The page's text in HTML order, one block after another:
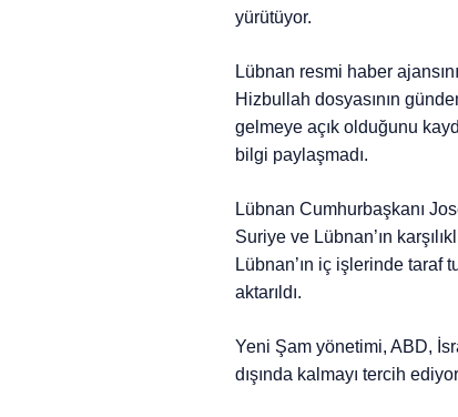
yürütüyor.
Lübnan resmi haber
Hizbullah dosyasının
gelmeye açık olduğunu
bilgi paylaşmadı.
Lübnan Cumhurbaşkanı
Suriye ve Lübnan’ın
Lübnan’ın iç işlerinde taraf
aktarıldı.
Yeni Şam yönetimi, ABD,
dışında kalmayı tercih